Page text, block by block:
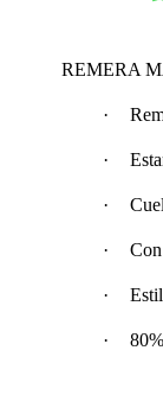
REMERA
·
·
·
·
·
·